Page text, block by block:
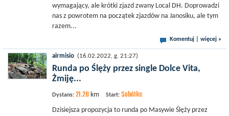
wymagający, ale krótki zjazd zwany Local DH. Doprowadzi
nas z powrotem na początek zjazdów na Janosiku, ale tym
razem...
Komentuj więcej »
airmisio (16.02.2022, g. 21:27)
Runda po Ślęży przez single Dolce Vita,
Żmiję...
Dystans: 21.28 km Start: Sobótka
Dzisiejsza propozycja to runda po Masywie Ślęży przez